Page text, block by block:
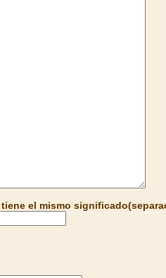
el mismo